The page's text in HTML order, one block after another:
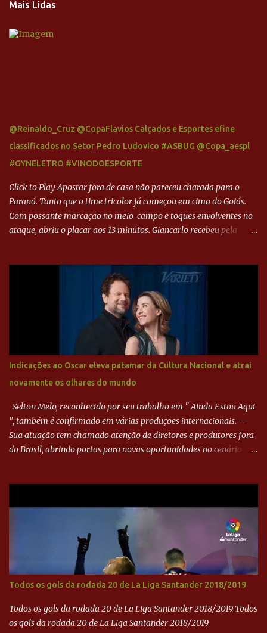
Mais Lidas
@Reinaldo_Cruz @CopaFlavios Calçados e Esportes efine
classificados no Setor Pedro Ludovico #ASBUG @Copa_aespl
#GYNELETRO #VINODOESPORTE
Click to Play Apostar fora de casa não pareceu charada para o
Paraná. Tanto que o time tricolor já começou em cima do Goiás.
Com possante marcação no meio-campo e toques envolventes no
ataque, abriu o placar aos 13 minutos. Giancarlo recebeu pela
Paraná ampliou a vantagem aos 21 minutos. Éverton Garroni
desviou cruzamento de cabeça e, mesmo de costas, incidiu o canto
direito de Harlei. O goleiro esmeraldino se esticou e até tocou na
bola, mas não o suficiente para desviar sua trajetória. O ataque do
Goiás era nulo, tanto que o Paraná seguiu em cima. Aos 32
minutos, Jefferson cabeceou e Harlei fez grande defesa. Seis
minutos depois, Wellington encheu o pé e quase surpreendeu o
goleiro rival, que novamente defendeu. No fim, Jefferson teve
outra boa chance, mas parou no goleiro. Gol para matar espera...
Indicações ao Oscar eleva patamar da Cultura Nacional e atrai
novamente os olhares do mundo
Selton Melo, reconhecido por seu trabalho em " Ainda Estou Aqui
", também é confirmado em várias produções internacionais. --
Sua atuação tem chamado atenção de diretores e produtores fora
do Brasil, abrindo portas para novas oportunidades no cenário
Todos os gols da rodada 20 de La Liga Santander 2018/2019
Todos os gols da rodada 20 de La Liga Santander 2018/2019 Todos
os gols da rodada 20 de La Liga Santander 2018/2019